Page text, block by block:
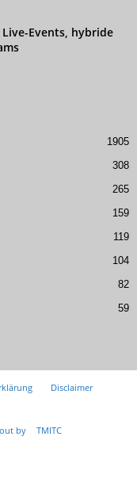
Events, hybride
1905
308
265
159
119
104
82
59
Disclaimer
by
TMITC